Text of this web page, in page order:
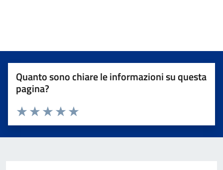
Quanto sono chiare le informazioni su questa
pagina?
Valuta da 1 a 5 stelle la pagina
Valuta 5 stelle su 5
Valuta 4 stelle su 5
Valuta 3 stelle su 5
Valuta 2 stelle su 5
Valuta 1 stelle su 5